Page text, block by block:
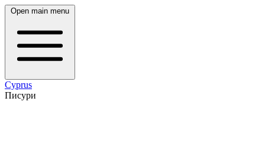
Open main menu
Cyprus
Писури